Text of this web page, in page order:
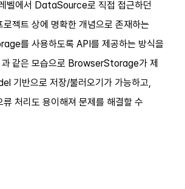
벨에서 DataSource로 직접 접근하던
로젝트 상에 명확한 개념으로 존재하는
를 사용하도록 API를 제공하는 방식을
과 같은 모습으로 BrowserStorage가 제
기반으로 저장/불러오기가 가능하고,
류 처리도 용이해져 문제를 해결할 수